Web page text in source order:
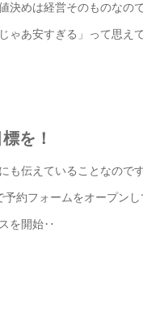
決めは経営そのものなの
ゃあ安すぎる」って思え
を！
も伝えていることなの
約フォームをオープン
を開始‥